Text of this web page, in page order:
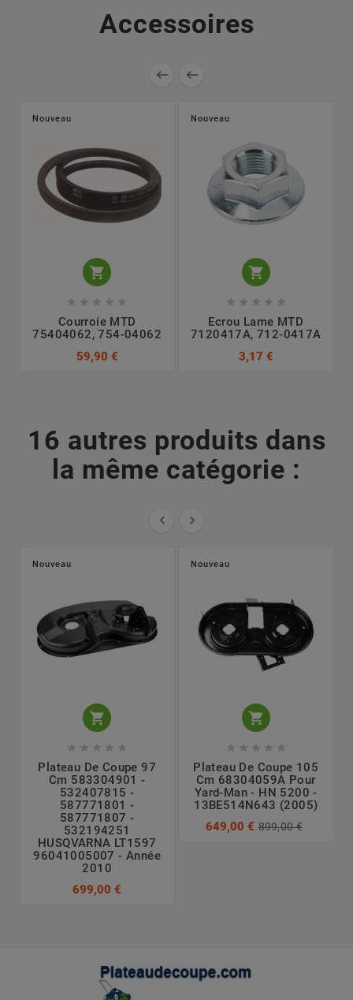
Accessoires
 
Nouveau

    
Courroie MTD
75404062, 754-04062
59,90 €
Nouveau

    
Ecrou Lame MTD
7120417A, 712-0417A
3,17 €
16 autres produits dans
la même catégorie :
 
Nouveau

    
Plateau De Coupe 97
Cm 583304901 -
532407815 -
587771801 -
587771807 -
532194251
HUSQVARNA LT1597
96041005007 - Année
2010
699,00 €
Nouveau

    
Plateau De Coupe 105
Cm 68304059A Pour
Yard-Man - HN 5200 -
13BE514N643 (2005)
649,00 € 899,00 €